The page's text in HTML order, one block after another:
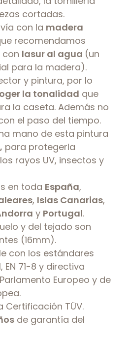
cortadas.
con la madera
recomendamos
lasur al agua (un
para la madera).
y pintura, por lo
la tonalidad que
la caseta. Además no
el paso del tiempo.
mano de esta pintura
para protegerla
rayos UV, insectos y
en toda España,
, Islas Canarias,
y Portugal.
y del tejado son
(16mm).
con los estándares
EN 71-8 y directiva
Europeo y de
Certificación TÜV.
de garantía del